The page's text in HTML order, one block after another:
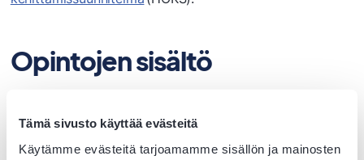
Tämä sivusto käyttää evästeitä
Käytämme evästeitä tarjoamamme sisällön ja mainosten
Opintojen sisältö
muodostuu kahdesta pakollisesta, yhteensä 120
osaamispisteen tutkinnon osasta